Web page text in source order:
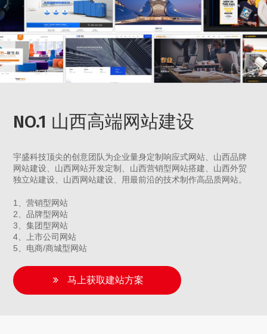
NO.1 山西高端网站建设
宇盛科技顶尖的创意团队为企业量身定制响应式网站、山西品牌
网站建设、山西网站开发定制、山西营销型网站搭建、山西外贸
独立站建设、山西网站建设、用最前沿的技术制作高品质网站。
1、营销型网站
2、品牌型网站
3、集团型网站
4、上市公司网站
5、电商/商城型网站
马上获取建站方案